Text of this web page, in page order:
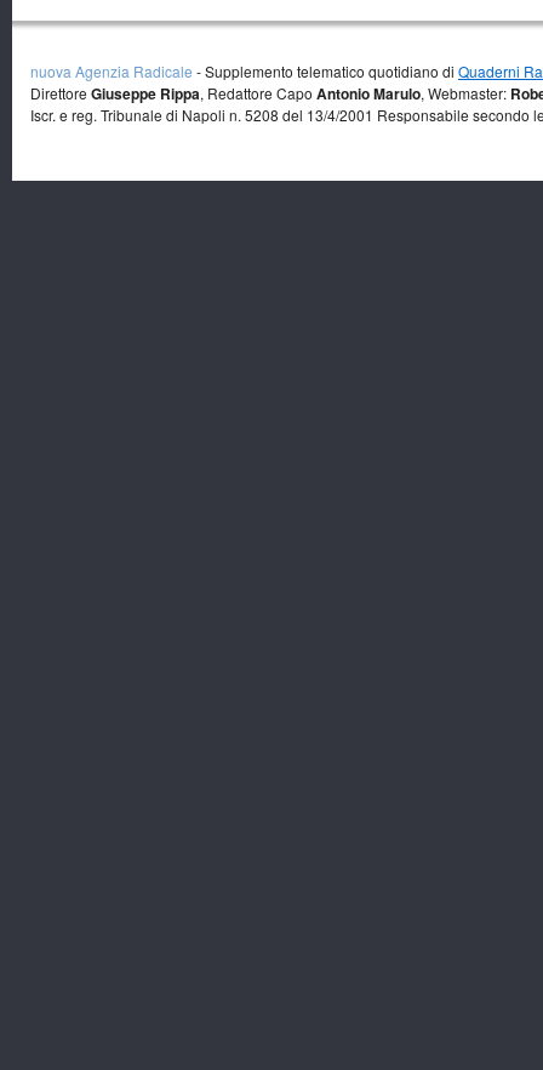
nuova Agenzia Radicale - Supplemento telematico quotidiano di Quaderni
Direttore Giuseppe Rippa, Redattore Capo Antonio Marulo, Webmaster:
Iscr. e reg. Tribunale di Napoli n. 5208 del 13/4/2001 Responsabile secondo